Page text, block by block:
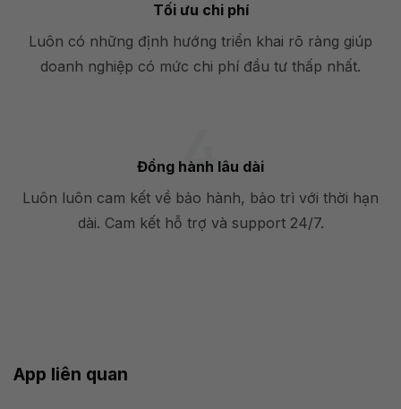
Tối ưu chi phí
Luôn có những định hướng triển khai rõ ràng giúp
doanh nghiệp có mức chi phí đầu tư thấp nhất.
Đồng hành lâu dài
Luôn luôn cam kết về bảo hành, bảo trì với thời hạn
dài. Cam kết hỗ trợ và support 24/7.
App liên quan